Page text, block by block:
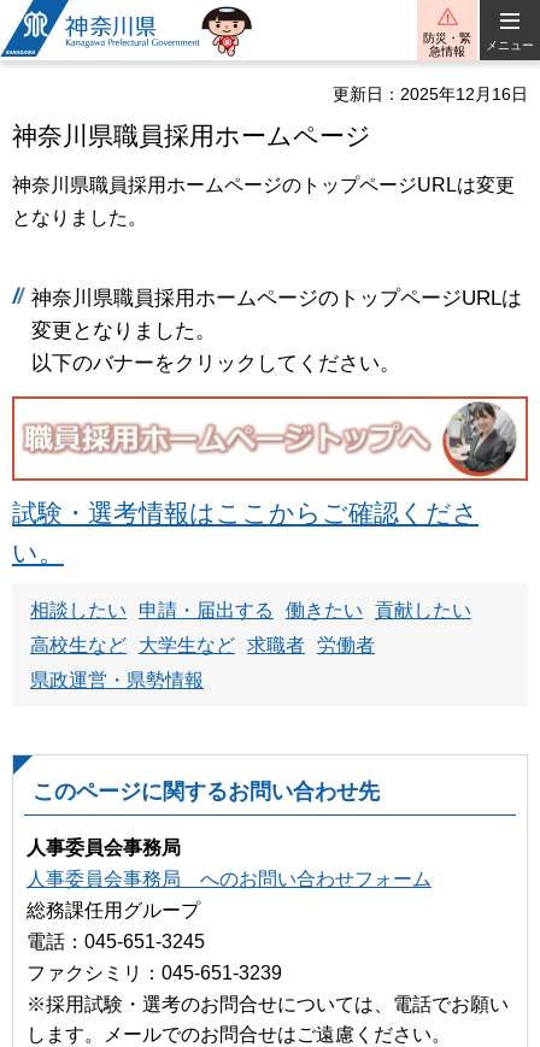
神奈川県
防災・緊
急情報
メニュー
更新日：2025年12月16日
神奈川県職員採用ホームページ
神奈川県職員採用ホームページのトップページURLは変更
となりました。
神奈川県職員採用ホームページのトップページURLは
変更となりました。
以下のバナーをクリックしてください。
試験・選考情報はここからご確認くださ
い。
相談したい 申請・届出する 働きたい
貢献したい
高校生など
大学生など 求職者 労働者
県政運営・県勢情報
このページに関するお問い合わせ先
人事委員会事務局
人事委員会事務局 へのお問い合わせフォーム
総務課任用グループ
電話：045-651-3245
ファクシミリ：045-651-3239
※採用試験・選考のお問合せについては、電話でお願い
します。メールでのお問合せはご遠慮ください。